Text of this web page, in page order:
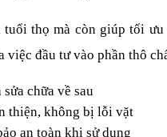
thọ mà còn giúp tối
đầu tư vào phần thô
chữa về sau
thiện, không bị lỗi vặt
an toàn khi sử dụng